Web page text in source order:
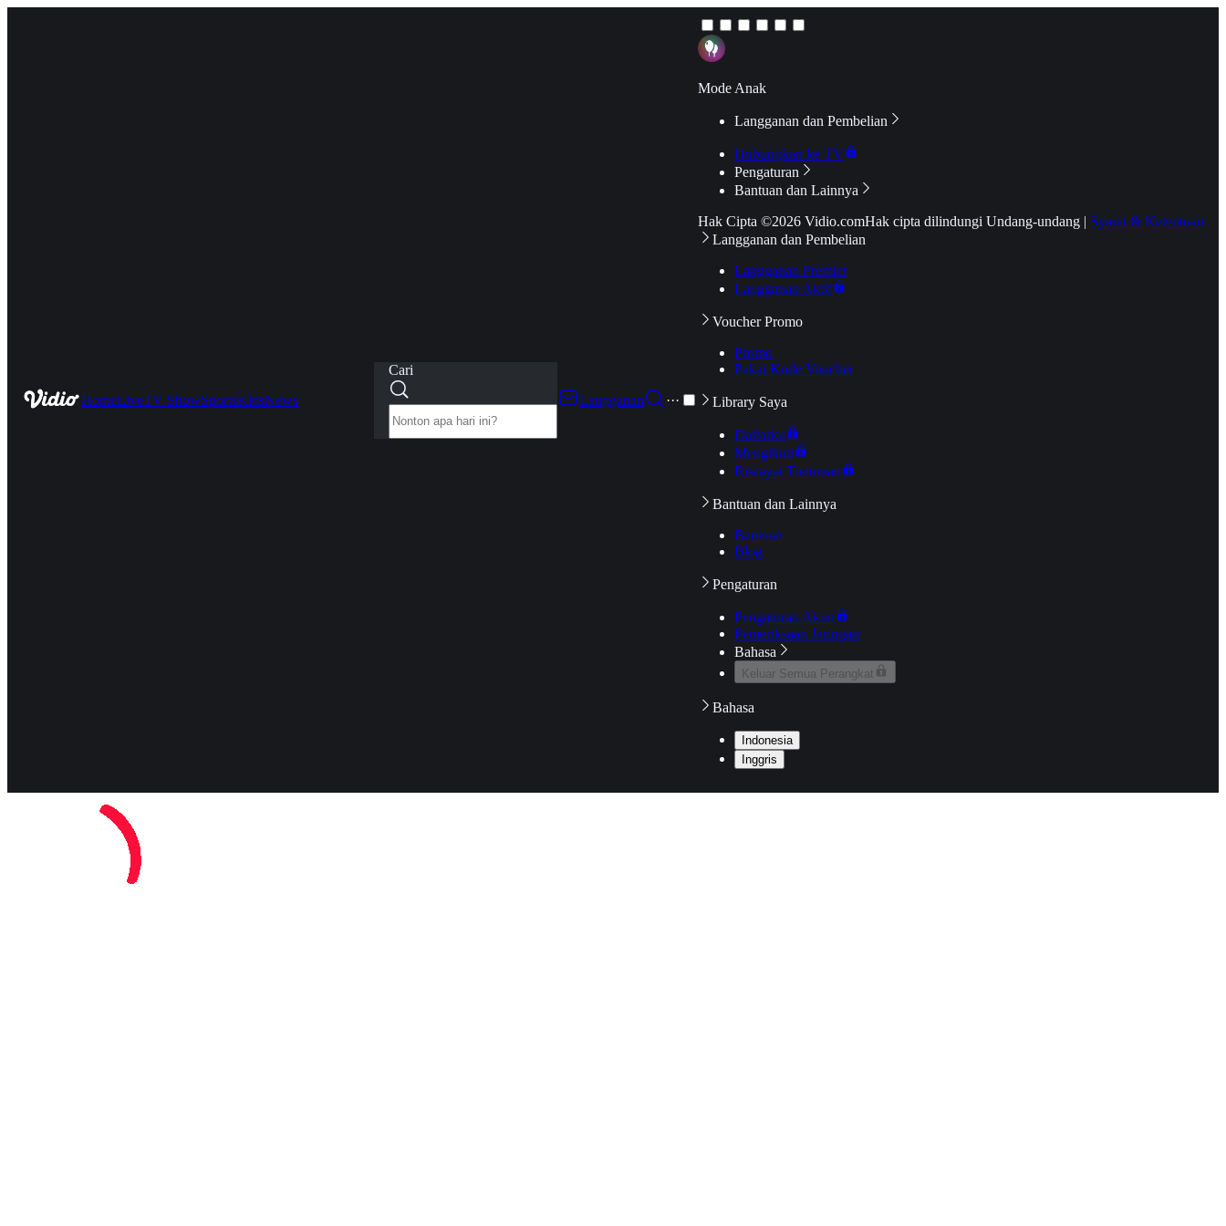
HomeLiveTV ShowSportsKidsNews
Cari
Langganan
···
Mode Anak
Langganan dan Pembelian
Hubungkan ke TV
Pengaturan
Bantuan dan Lainnya
Hak Cipta ©2026 Vidio.comHak cipta dilindungi Undang-undang | Syarat & Ketentuan
Langganan dan Pembelian
Langganan Premier
Langganan Aktif
Voucher Promo
Promo
Pakai Kode Voucher
Library Saya
Daftarku
Mengikuti
Riwayat Tontonan
Bantuan dan Lainnya
Bantuan
Blog
Pengaturan
Pengaturan Akun
Pemeriksaan Jaringan
Bahasa
Keluar Semua Perangkat
Bahasa
Indonesia
Inggris